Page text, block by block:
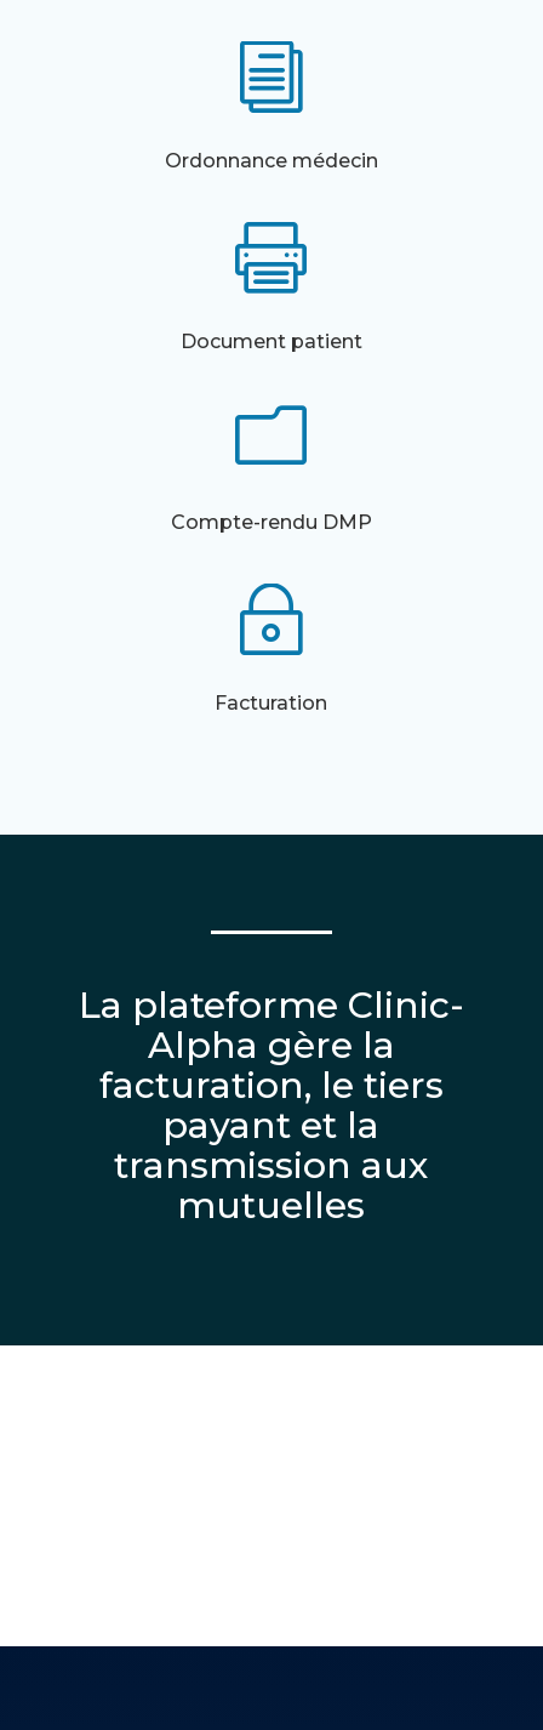
i
Ordonnance médecin

Document patient
m
Compte-rendu DMP
~
Facturation
La plateforme Clinic-
Alpha gère la
facturation, le tiers
payant et la
transmission aux
mutuelles